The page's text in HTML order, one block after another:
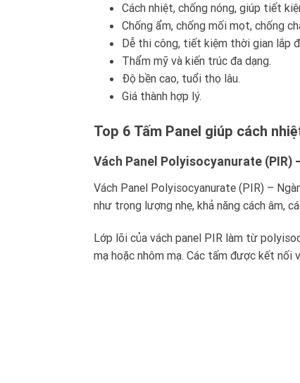
Cách nhiệt, chống nóng, giúp tiết
Chống ẩm, chống mối mọt, chống
Dễ thi công, tiết kiệm thời gian lắp
Thẩm mỹ và kiến trúc đa dạng.
Độ bền cao, tuổi thọ lâu.
Giá thành hợp lý.
Top 6 Tấm Panel giúp cách
Vách Panel Polyisocyanurate
Vách Panel Polyisocyanurate (PIR) –
như trọng lượng nhẹ, khả năng cách âm,
Lớp lõi của vách panel PIR làm từ
mạ hoặc nhôm mạ. Các tấm được kết nối